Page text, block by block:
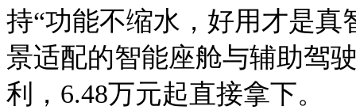
持“功能不缩水，好用才是
景适配的智能座舱与辅助驾
利， 6.48万元起直接拿下。